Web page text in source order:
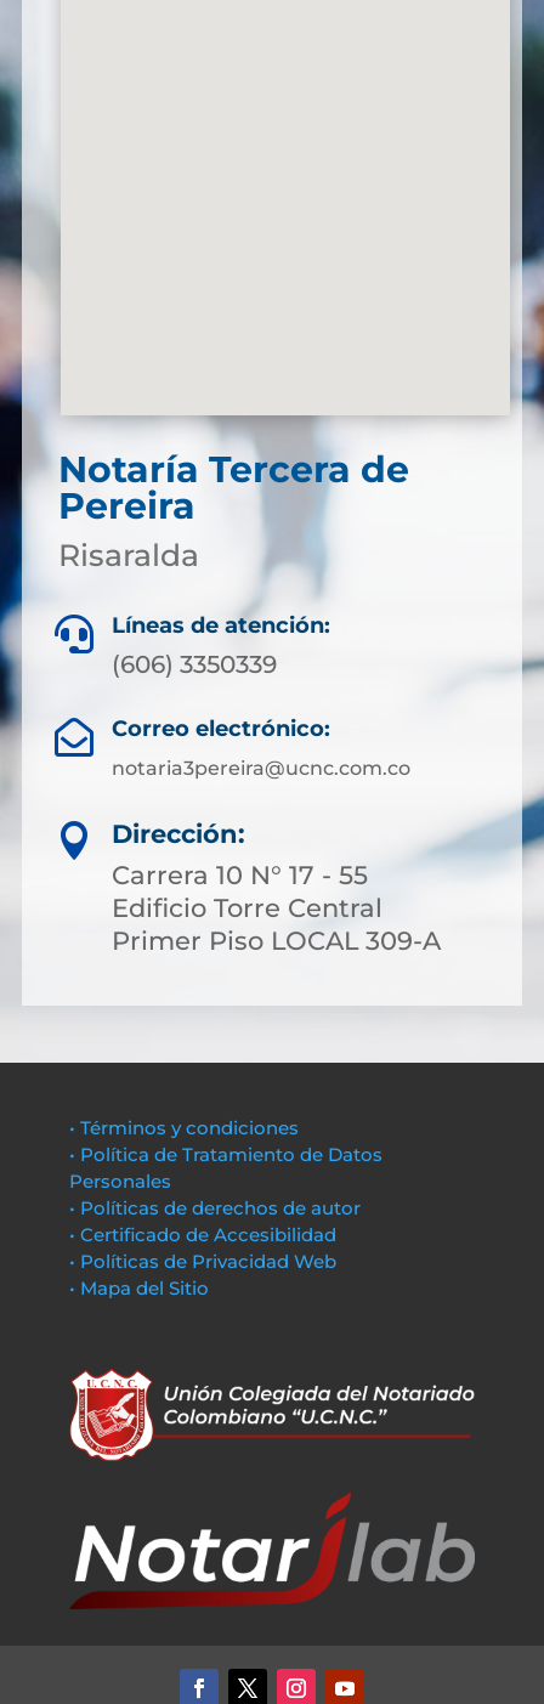
Notaría Tercera de
Pereira
Risaralda
 Líneas de atención:
(606) 3350339
 Correo electrónico:
notaria3pereira@ucnc.com.co

Dirección:
Carrera 10 N° 17 - 55
Edificio Torre Central
Primer Piso LOCAL 309-A
• Términos y condiciones
• Política de Tratamiento de Datos
Personales
• Políticas de derechos de autor
• Certificado de Accesibilidad
• Políticas de Privacidad Web
• Mapa del Sitio